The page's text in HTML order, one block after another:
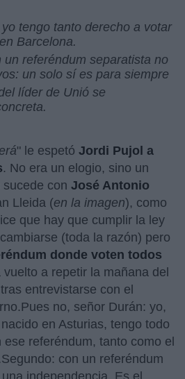
tengo tanto derecho a votar
Barcelona.
un referéndum separatista no
un solo sí es para siempre
líder de Unió se
" le espetó Jordi Pujol a
. No era un elogio, sino un
con José Antonio
Lleida (en la imagen), como
que hay que cumplir la ley
(toda la razón) pero
donde voten todos
vuelto a repetir la mañana del
entrevistarse con el
no, señor Durán: yo,
en Asturias, tengo todo
referéndum, tanto como el
con un referéndum
independencia. Es el